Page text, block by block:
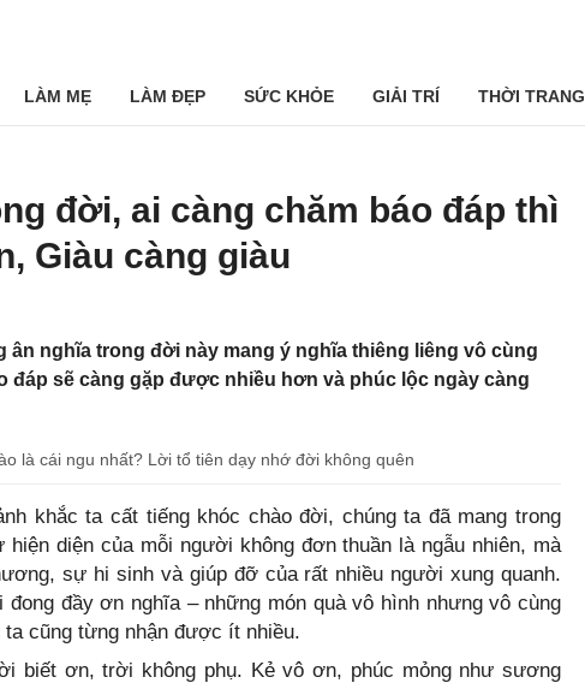
LÀM MẸ LÀM ĐẸP SỨC KHỎE GIẢI TRÍ THỜI TRANG
đời, ai càng chăm báo đáp thì
Giàu càng giàu
ân nghĩa trong đời này mang ý nghĩa thiêng liêng vô cùng
đáp sẽ càng gặp được nhiều hơn và phúc lộc ngày càng
là cái ngu nhất? Lời tổ tiên dạy nhớ đời không quên
khắc ta cất tiếng khóc chào đời, chúng ta đã mang trong
hiện diện của mỗi người không đơn thuần là ngẫu nhiên, mà
sự hi sinh và giúp đỡ của rất nhiều người xung quanh.
đầy ơn nghĩa – những món quà vô hình nhưng vô cùng
cũng từng nhận được ít nhiều.
biết ơn, trời không phụ. Kẻ vô ơn, phúc mỏng như sương